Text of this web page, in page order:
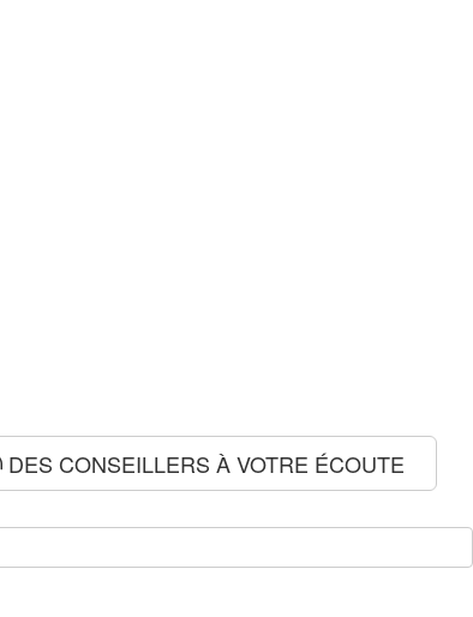
DES CONSEILLERS À VOTRE ÉCOUTE